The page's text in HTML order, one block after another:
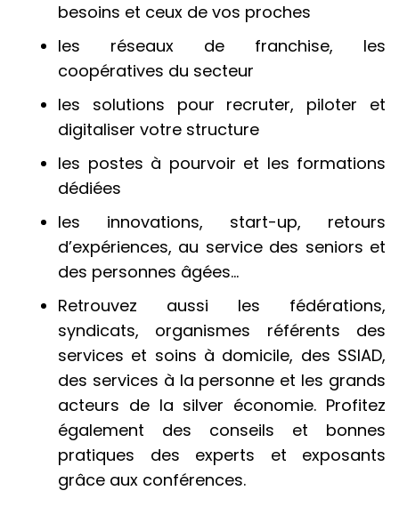
besoins et ceux de vos proches
les réseaux de franchise, les
coopératives du secteur
les solutions pour recruter, piloter et
digitaliser votre structure
les postes à pourvoir et les formations
dédiées
les innovations, start-up, retours
d’expériences, au service des seniors et
des personnes âgées…
Retrouvez aussi les fédérations,
syndicats, organismes référents des
services et soins à domicile, des SSIAD,
des services à la personne et les grands
acteurs de la silver économie. Profitez
également des conseils et bonnes
pratiques des experts et exposants
grâce aux conférences.